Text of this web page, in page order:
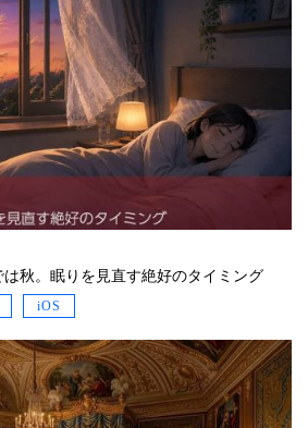
秋。眠りを見直す絶好のタイミング
iOS